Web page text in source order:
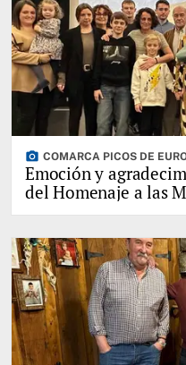
photo_camera COMARCA PICOS DE
Emoción y
del Homenaje a las